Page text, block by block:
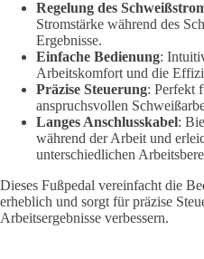
Regelung des
Stromstärke während des
Ergebnisse.
Einfache Bedienung:
Arbeitskomfort und die
Präzise Steuerung: Perfekt
anspruchsvollen
Langes Anschlusskabel:
während der Arbeit und
unterschiedlichen
Dieses Fußpedal vereinfacht die
erheblich und sorgt für präzise
Arbeitsergebnisse verbessern.